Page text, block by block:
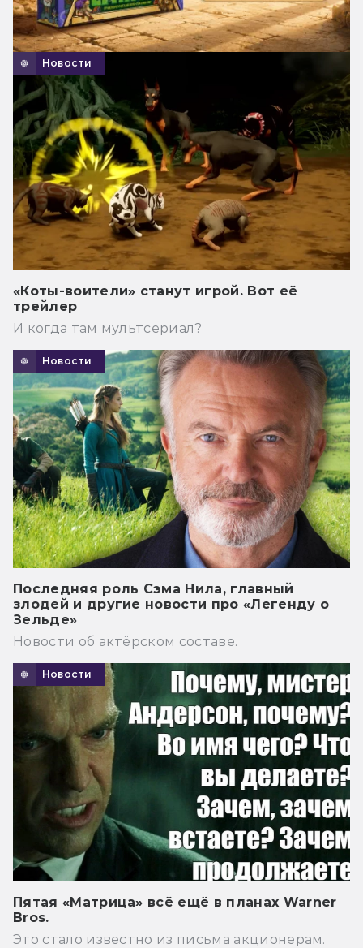
Новости
«Коты-воители» станут игрой. Вот её
трейлер
И когда там мультсериал?
Новости
Последняя роль Сэма Нила, главный
злодей и другие новости про «Легенду о
Зельде»
Новости об актёрском составе.
Новости
Пятая «Матрица» всё ещё в планах Warner
Bros.
Это стало известно из письма акционерам.